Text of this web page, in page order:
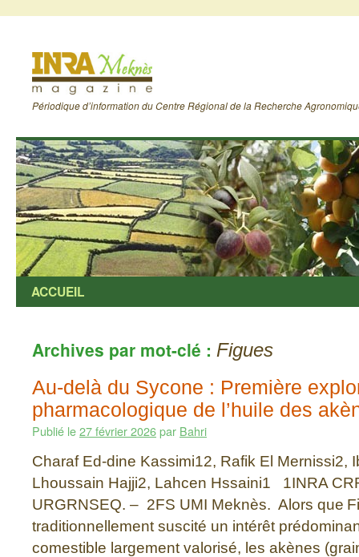
Périodique d’information du Centre Régional de la Recherche
ACCUEIL
Archives par mot-clé : Figues
Au-delà du Sycone : Première
pharmacologique de l’huile des
Publié le27 février 2026par Bahri
Charaf Ed-dine Kassimi12, Rafik El Mernissi2,
Lhoussain Hajji2, Lahcen Hssaini1 1INRA
URGRNSEQ. – 2FS UMI Meknès. Alors que
traditionnellement suscité un intérêt
comestible largement valorisé, les akènes